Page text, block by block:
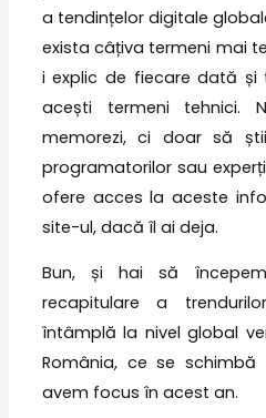
a tendințelor digitale
exista câțiva termeni mai
i explic de fiecare dată și
acești termeni tehnici.
memorezi, ci doar să
programatorilor sau
ofere acces la aceste
site-ul, dacă îl ai deja.
Bun, și hai să
recapitulare a
întâmplă la nivel global
România, ce se
avem focus în acest an.